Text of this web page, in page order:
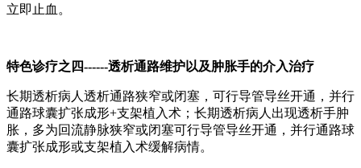
立即止血。
特色诊疗之四------透析通路维护以及肿胀手的介入治疗
长期透析病人透析通路狭窄或闭塞，可行导管导丝开通，并行
通路球囊扩张成形+支架植入术；长期透析病人出现透析手肿
胀，多为回流静脉狭窄或闭塞可行导管导丝开通，并行通路球
囊扩张成形或支架植入术缓解病情。